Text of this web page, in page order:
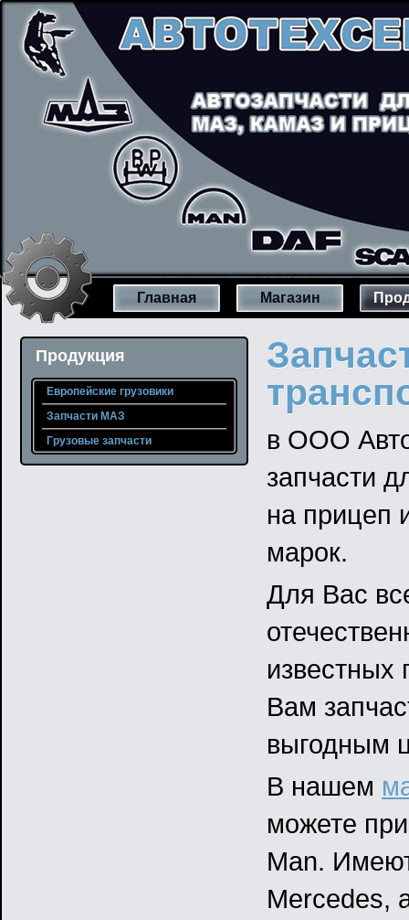
Главная Магазин
Продукция
Европейские грузовики
Запчасти МАЗ
Грузовые запчасти
в ООО
запчасти
на прицеп
марок.
Для Вас
Вам
выгодным
В нашем
можете
Man.
Mercedes,